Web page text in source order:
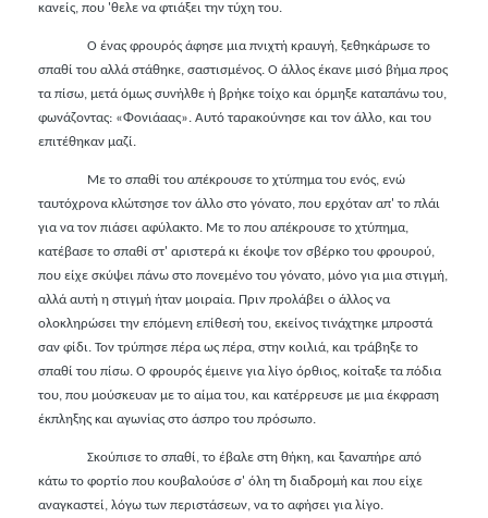
κανείς, που 'θελε να φτιάξει την τύχη του.
Ο ένας φρουρός άφησε μια πνιχτή κραυγή, ξεθηκάρωσε το
σπαθί του αλλά στάθηκε, σαστισμένος. Ο άλλος έκανε μισό βήμα προς
τα πίσω, μετά όμως συνήλθε ή βρήκε τοίχο και όρμηξε καταπάνω του,
φωνάζοντας: «Φονιάαας». Αυτό ταρακούνησε και τον άλλο, και του
επιτέθηκαν μαζί.
Με το σπαθί του απέκρουσε το χτύπημα του ενός, ενώ
ταυτόχρονα κλώτσησε τον άλλο στο γόνατο, που ερχόταν απ' το πλάι
για να τον πιάσει αφύλακτο. Με το που απέκρουσε το χτύπημα,
κατέβασε το σπαθί στ' αριστερά κι έκοψε τον σβέρκο του φρουρού,
που είχε σκύψει πάνω στο πονεμένο του γόνατο, μόνο για μια στιγμή,
αλλά αυτή η στιγμή ήταν μοιραία. Πριν προλάβει ο άλλος να
ολοκληρώσει την επόμενη επίθεσή του, εκείνος τινάχτηκε μπροστά
σαν φίδι. Τον τρύπησε πέρα ως πέρα, στην κοιλιά, και τράβηξε το
σπαθί του πίσω. Ο φρουρός έμεινε για λίγο όρθιος, κοίταξε τα πόδια
του, που μούσκευαν με το αίμα του, και κατέρρευσε με μια έκφραση
έκπληξης και αγωνίας στο άσπρο του πρόσωπο.
Σκούπισε το σπαθί, το έβαλε στη θήκη, και ξαναπήρε από
κάτω το φορτίο που κουβαλούσε σ' όλη τη διαδρομή και που είχε
αναγκαστεί, λόγω των περιστάσεων, να το αφήσει για λίγο.